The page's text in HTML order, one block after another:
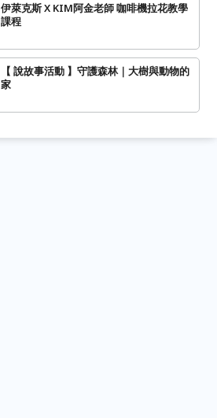
伊萊克斯 X KIM阿金老師 咖啡機拉花教學
課程
【 說故事活動 】守護森林｜大樹與動物的
家